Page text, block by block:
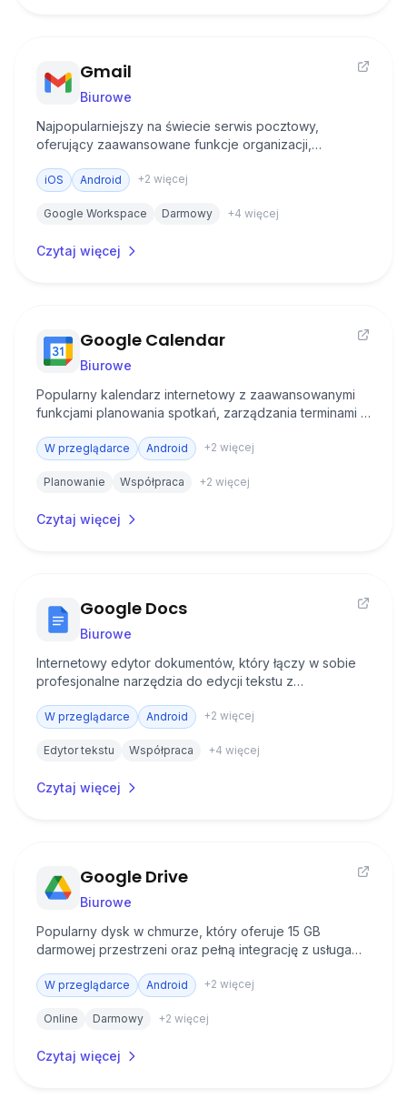
Gmail
Biurowe
Najpopularniejszy na świecie serwis pocztowy,
oferujący zaawansowane funkcje organizacji,
iOS Android +2 więcej
Google Workspace Darmowy +4 więcej
Czytaj więcej
Google Calendar
Biurowe
Popularny kalendarz internetowy z zaawansowanymi
funkcjami planowania spotkań, zarządzania terminami i
W przeglądarce Android +2 więcej
Planowanie Współpraca +2 więcej
Czytaj więcej
Google Docs
Biurowe
Internetowy edytor dokumentów, który łączy w sobie
profesjonalne narzędzia do edycji tekstu z
rzeczywistym.
W przeglądarce Android +2 więcej
Edytor tekstu Współpraca +4 więcej
Czytaj więcej
Google Drive
Biurowe
Popularny dysk w chmurze, który oferuje 15 GB
darmowej przestrzeni oraz pełną integrację z usługami
W przeglądarce Android +2 więcej
Online Darmowy +2 więcej
Czytaj więcej